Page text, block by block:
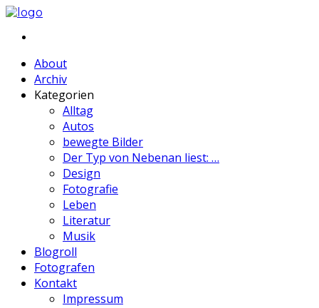
About
Archiv
Kategorien
Alltag
Autos
bewegte Bilder
Der Typ von Nebenan liest: …
Design
Fotografie
Leben
Literatur
Musik
Blogroll
Fotografen
Kontakt
Impressum